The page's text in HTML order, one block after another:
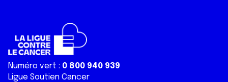
Numéro vert : 0 800 940 939
Ligue Soutien Cancer